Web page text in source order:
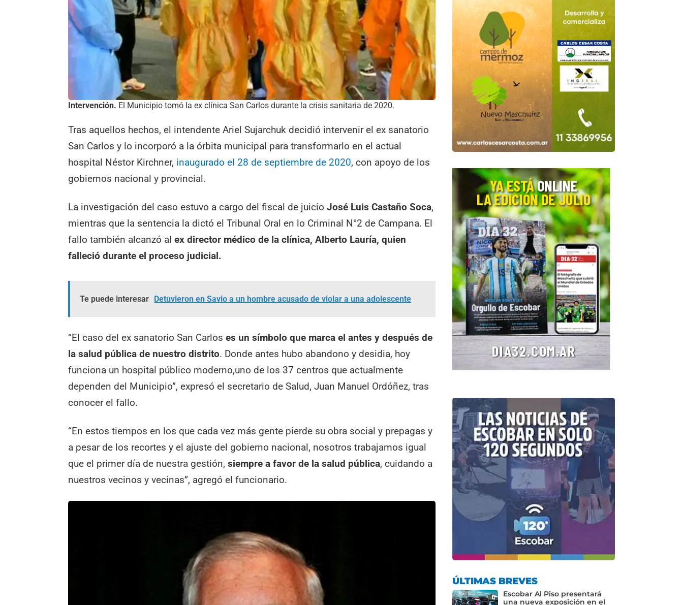
Intervención. El Municipio tomó la ex clínica San Carlos durante la crisis sanitaria de 2020.
Tras aquellos hechos, el intendente Ariel Sujarchuk decidió intervenir el ex sanatorio
San Carlos y lo incorporó a la órbita municipal para transformarlo en el actual
hospital Néstor Kirchner, inaugurado el 28 de septiembre de 2020, con apoyo de los
gobiernos nacional y provincial.
La investigación del caso estuvo a cargo del fiscal de juicioJosé Luis Castaño Soca,
mientras que la sentencia la dictó el Tribunal Oral en lo Criminal N°2 de Campana. El
fallo también alcanzó alex director médico de la clínica, Alberto Lauría, quien
falleció durante el proceso judicial.
Te puede interesar Detuvieron en Savio a un hombre acusado de violar a una adolescente
“El caso del ex sanatorio San Carloses un símbolo que marca el antes y después de
la salud pública de nuestro distrito. Donde antes hubo abandono y desidia, hoy
funciona un hospital público moderno,uno de los 37 centros que actualmente
dependen del Municipio”, expresó el secretario de Salud, Juan Manuel Ordóñez, tras
conocer el fallo.
“En estos tiempos en los que cada vez más gente pierde su obra social y prepagas y
a pesar de los recortes y el ajuste del gobierno nacional, nosotros trabajamos igual
que el primer día de nuestra gestión,siempre a favor de la salud pública, cuidando a
nuestros vecinos y vecinas”, agregó el funcionario.
ÚLTIMAS BREVES
Escobar Al Piso presentará
una nueva exposición en el